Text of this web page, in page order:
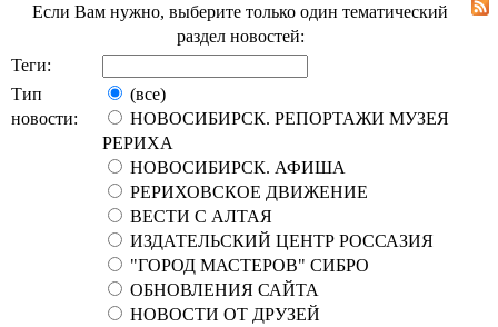
Если Вам нужно, выберите только один тематический
раздел новостей:
Теги:
Тип
новости:
(все)
НОВОСИБИРСК. РЕПОРТАЖИ МУЗЕЯ
РЕРИХА
НОВОСИБИРСК. АФИША
РЕРИХОВСКОЕ ДВИЖЕНИЕ
ВЕСТИ С АЛТАЯ
ИЗДАТЕЛЬСКИЙ ЦЕНТР РОССАЗИЯ
"ГОРОД МАСТЕРОВ" СИБРО
ОБНОВЛЕНИЯ САЙТА
НОВОСТИ ОТ ДРУЗЕЙ